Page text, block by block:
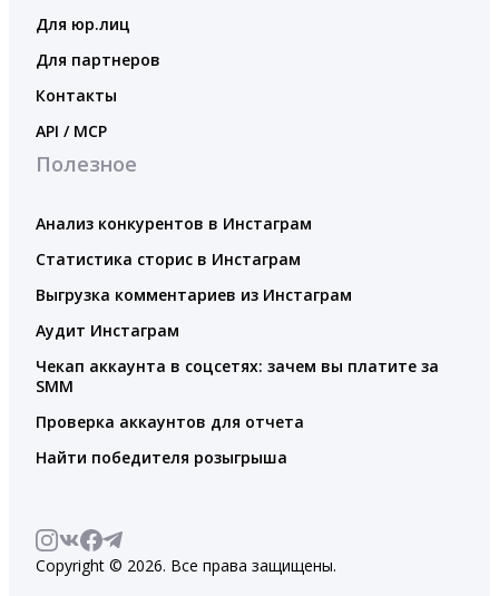
Для юр.лиц
Для партнеров
Контакты
API / MCP
Полезное
Анализ конкурентов в Инстаграм
Статистика сторис в Инстаграм
Выгрузка комментариев из Инстаграм
Аудит Инстаграм
Чекап аккаунта в соцсетях: зачем вы платите за
SMM
Проверка аккаунтов для отчета
Найти победителя розыгрыша
Copyright © 2026. Все права защищены.